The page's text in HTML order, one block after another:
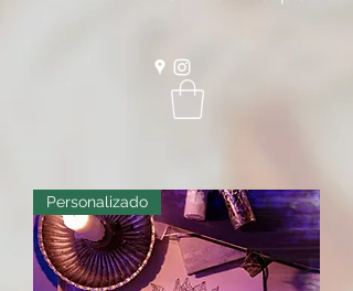
WiccanSisters
Personalizado